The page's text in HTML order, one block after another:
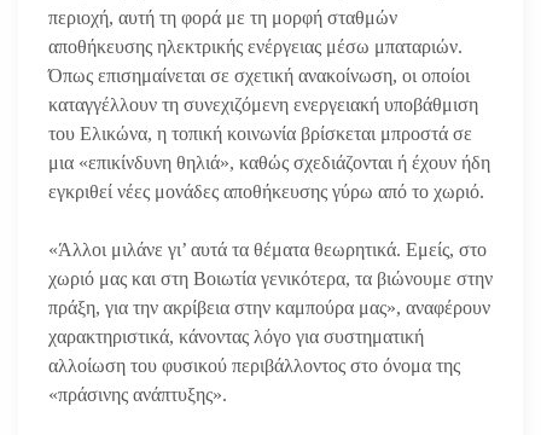
περιοχή, αυτή τη φορά με τη μορφή σταθμών
αποθήκευσης ηλεκτρικής ενέργειας μέσω μπαταριών.
Όπως επισημαίνεται σε σχετική ανακοίνωση, οι οποίοι
καταγγέλλουν τη συνεχιζόμενη ενεργειακή υποβάθμιση
του Ελικώνα, η τοπική κοινωνία βρίσκεται μπροστά σε
μια «επικίνδυνη θηλιά», καθώς σχεδιάζονται ή έχουν ήδη
εγκριθεί νέες μονάδες αποθήκευσης γύρω από το χωριό.
«Άλλοι μιλάνε γι’ αυτά τα θέματα θεωρητικά. Εμείς, στο
χωριό μας και στη Βοιωτία γενικότερα, τα βιώνουμε στην
πράξη, για την ακρίβεια στην καμπούρα μας», αναφέρουν
χαρακτηριστικά, κάνοντας λόγο για συστηματική
αλλοίωση του φυσικού περιβάλλοντος στο όνομα της
«πράσινης ανάπτυξης».